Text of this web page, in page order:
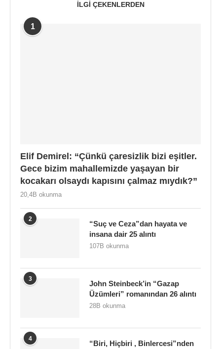
İLGI ÇEKENLERDEN
1
Elif Demirel: “Çünkü çaresizlik bizi eşitler.
Gece bizim mahallemizde yaşayan bir
kocakarı olsaydı kapısını çalmaz mıydık?”
20,4B okunma
2
“Suç ve Ceza”dan hayata ve
insana dair 25 alıntı
107B okunma
3
John Steinbeck’in “Gazap
Üzümleri” romanından 26 alıntı
28B okunma
4
“Biri, Hiçbiri , Binlercesi”nden